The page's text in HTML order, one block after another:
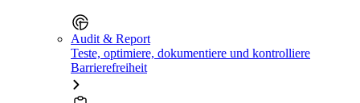
Audit & Report
Teste, optimiere, dokumentiere und kontrolliere
Barrierefreiheit